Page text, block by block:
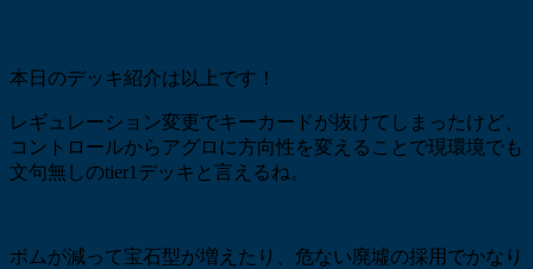
本日のデッキ紹介は以上です！
レギュレーション変更でキーカードが抜けてしまったけど、
コントロールからアグロに方向性を変えることで現環境でも
文句無しのtier1デッキと言えるね。
ボムが減って宝石型が増えたり、危ない廃墟の採用でかなり